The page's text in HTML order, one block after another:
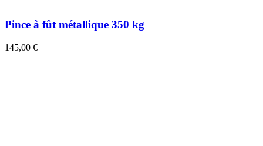
Pince à fût métallique 350 kg
145,00 €